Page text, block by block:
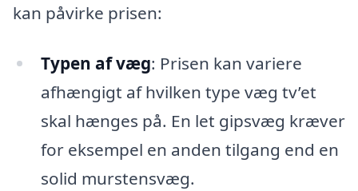
kan påvirke prisen:
Typen af væg: Prisen kan variere
afhængigt af hvilken type væg tv’et
skal hænges på. En let gipsvæg kræver
for eksempel en anden tilgang end en
solid murstensvæg.